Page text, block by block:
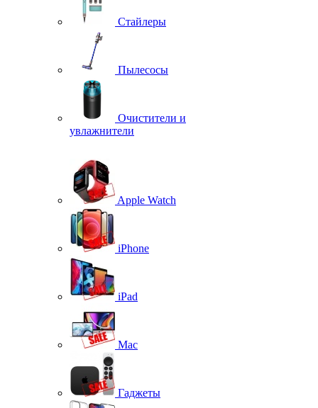
Стайлеры
Пылесосы
Очистители и
увлажнители
Apple Watch
iPhone
iPad
Mac
Гаджеты